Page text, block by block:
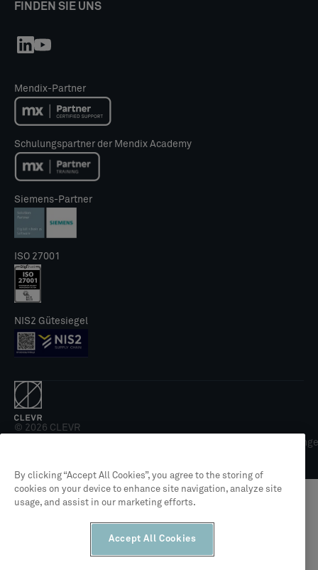
FINDEN SIE UNS
Mendix-Partner
Schulungspartner der Mendix Academy
Siemens-Partner
ISO 27001
NIS2 Gütesiegel
© 2026 CLEVR
Allgemeine
By clicking “Accept All Cookies”, you agree to the storing of
cookies on your device to enhance site navigation, analyze site
usage, and assist in our marketing efforts.
Accept All Cookies